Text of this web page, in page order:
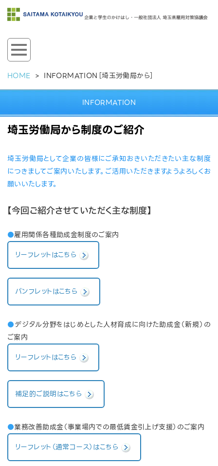
HOME > INFORMATION［埼玉労働局から］
INFORMATION
埼玉労働局から制度のご紹介
埼玉労働局として企業の皆様にご承知おきいただきたい主な制度
につきましてご案内いたします。ご活用いただきますようよろしくお
願いいたします。
【今回ご紹介させていただく主な制度】
●雇用関係各種助成金制度のご案内
リーフレットはこちら
パンフレットはこちら
●デジタル分野をはじめとした人材育成に向けた助成金（新規）の
ご案内
リーフレットはこちら
補足的ご説明はこちら
●業務改善助成金（事業場内での最低賃金引上げ支援）のご案内
リーフレット（通常コース）はこちら